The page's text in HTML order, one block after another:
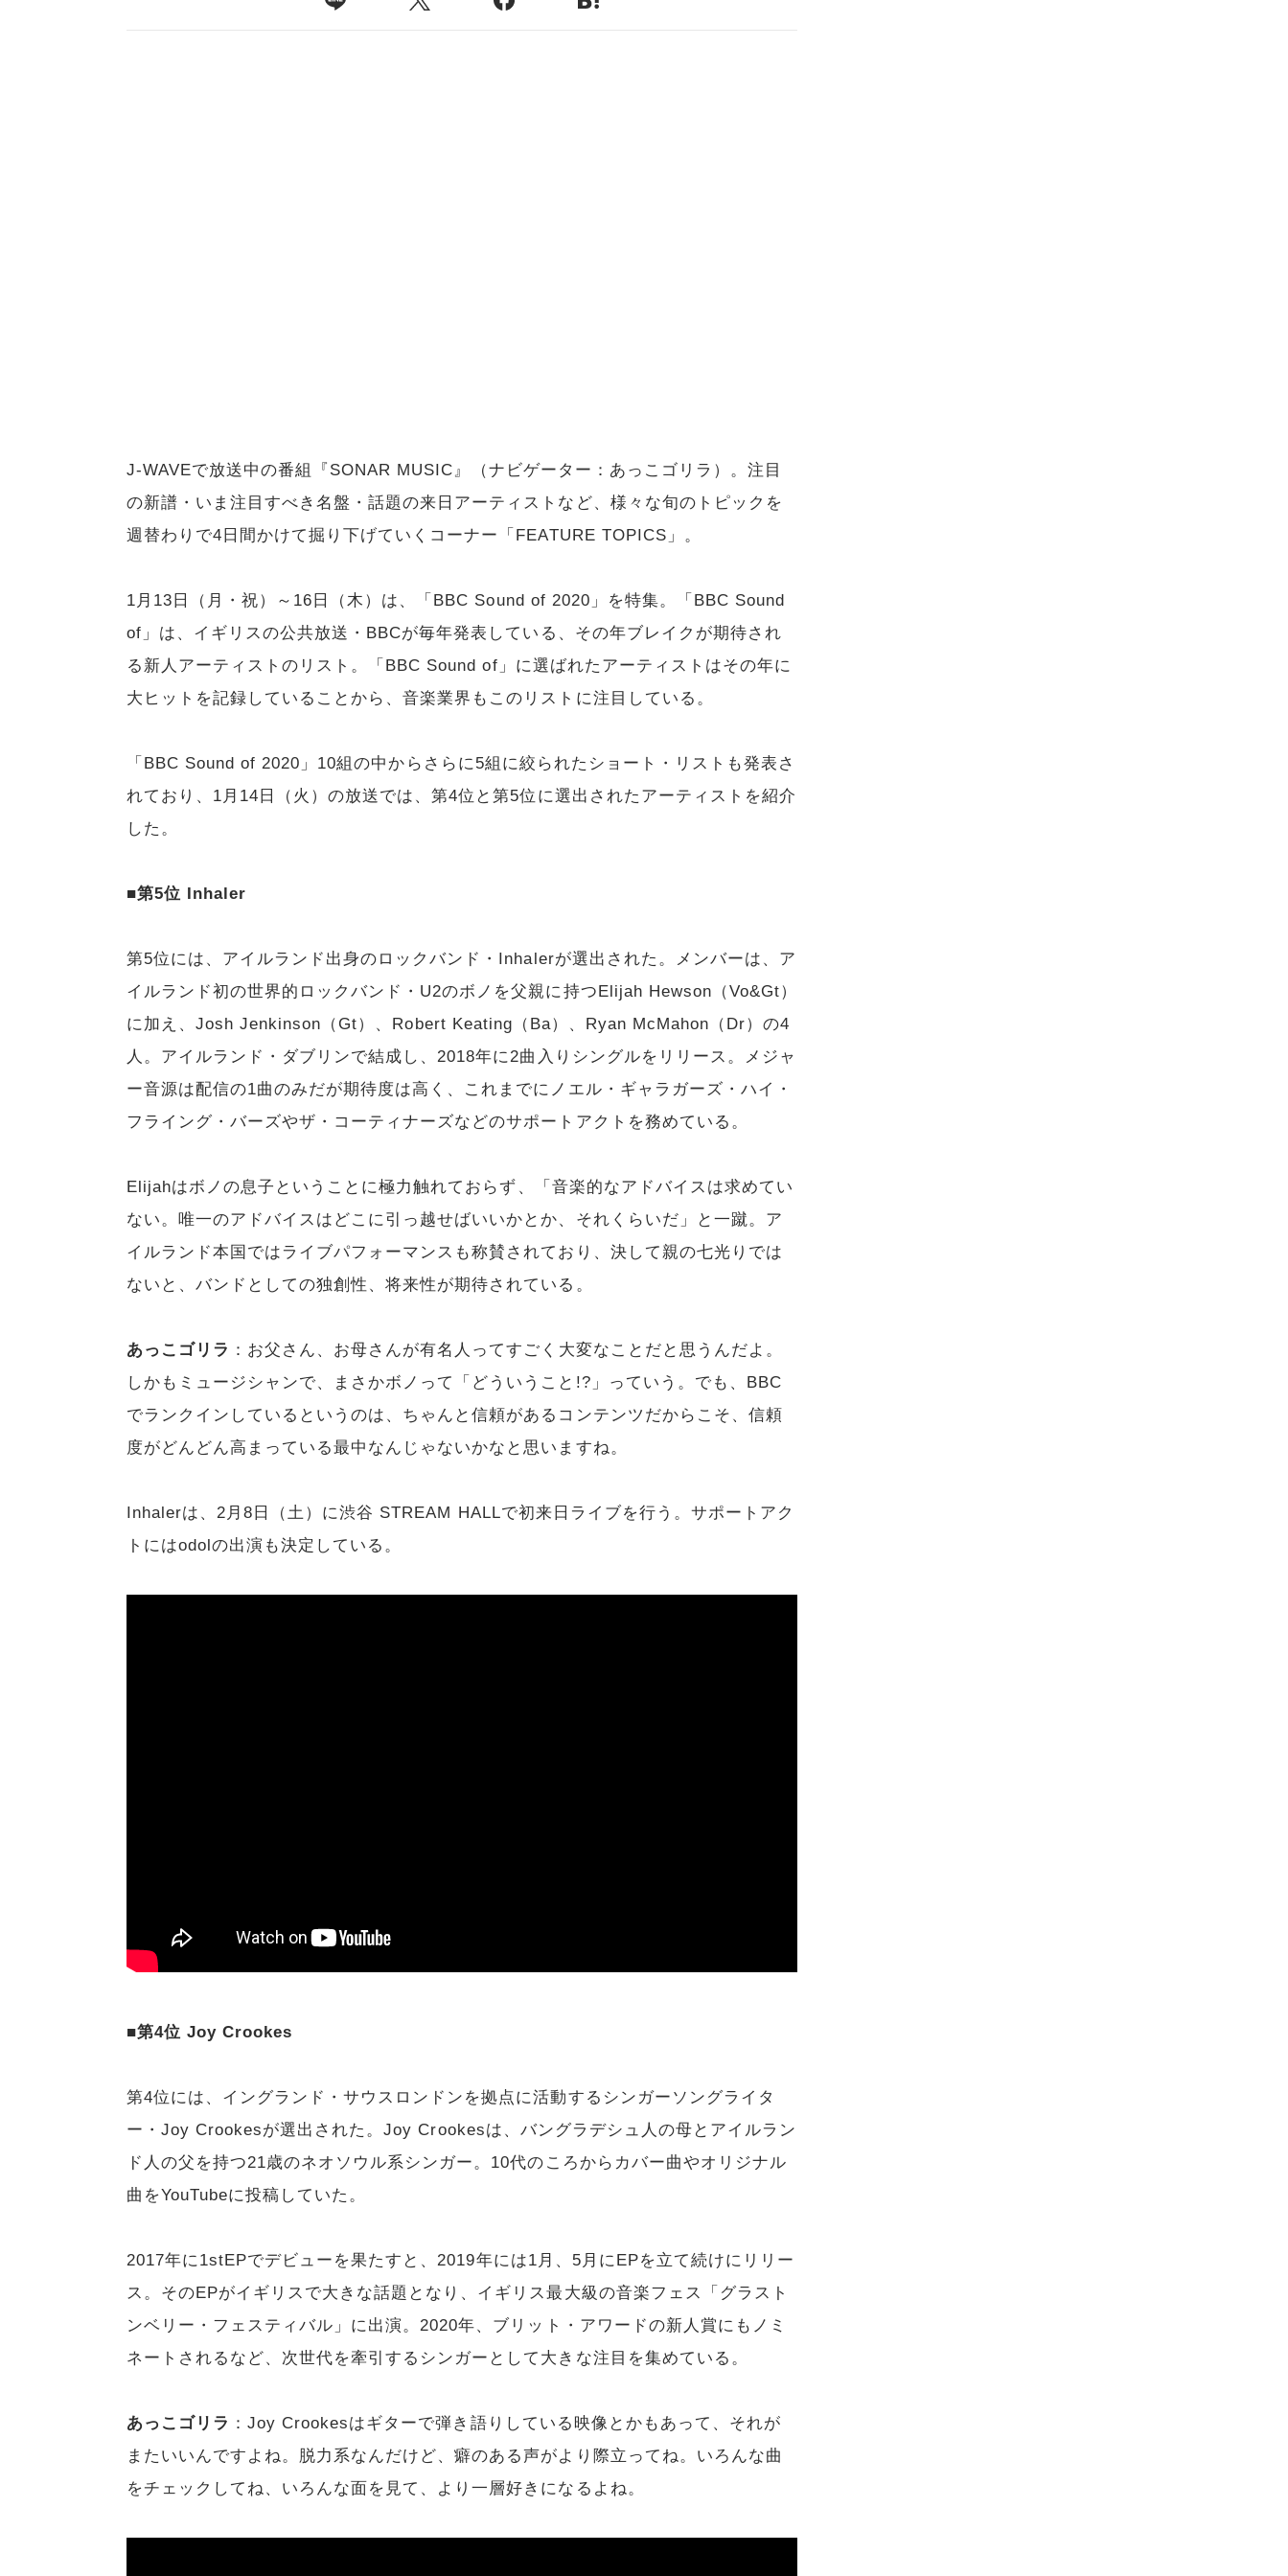
J-WAVEで放送中の番組『SONAR MUSIC』（ナビゲーター：あっこゴリラ）。注目
の新譜・いま注目すべき名盤・話題の来日アーティストなど、様々な旬のトピックを
週替わりで4日間かけて掘り下げていくコーナー「FEATURE TOPICS」。
1月13日（月・祝）～16日（木）は、「BBC Sound of 2020」を特集。「BBC Sound
of」は、イギリスの公共放送・BBCが毎年発表している、その年ブレイクが期待され
る新人アーティストのリスト。「BBC Sound of」に選ばれたアーティストはその年に
大ヒットを記録していることから、音楽業界もこのリストに注目している。
「BBC Sound of 2020」10組の中からさらに5組に絞られたショート・リストも発表さ
れており、1月14日（火）の放送では、第4位と第5位に選出されたアーティストを紹介
した。
■第5位 Inhaler
第5位には、アイルランド出身のロックバンド・Inhalerが選出された。メンバーは、ア
イルランド初の世界的ロックバンド・U2のボノを父親に持つElijah Hewson（Vo&Gt）
に加え、Josh Jenkinson（Gt）、Robert Keating（Ba）、Ryan McMahon（Dr）の4
人。アイルランド・ダブリンで結成し、2018年に2曲入りシングルをリリース。メジャ
ー音源は配信の1曲のみだが期待度は高く、これまでにノエル・ギャラガーズ・ハイ・
フライング・バーズやザ・コーティナーズなどのサポートアクトを務めている。
Elijahはボノの息子ということに極力触れておらず、「音楽的なアドバイスは求めてい
ない。唯一のアドバイスはどこに引っ越せばいいかとか、それくらいだ」と一蹴。ア
イルランド本国ではライブパフォーマンスも称賛されており、決して親の七光りでは
ないと、バンドとしての独創性、将来性が期待されている。
あっこゴリラ ：お父さん、お母さんが有名人ってすごく大変なことだと思うんだよ。
しかもミュージシャンで、まさかボノって「どういうこと!?」っていう。でも、BBC
でランクインしているというのは、ちゃんと信頼があるコンテンツだからこそ、信頼
度がどんどん高まっている最中なんじゃないかなと思いますね。
Inhalerは、2月8日（土）に渋谷 STREAM HALLで初来日ライブを行う。サポートアク
トにはodolの出演も決定している。
■第4位 Joy Crookes
第4位には、イングランド・サウスロンドンを拠点に活動するシンガーソングライタ
ー・Joy Crookesが選出された。Joy Crookesは、バングラデシュ人の母とアイルラン
ド人の父を持つ21歳のネオソウル系シンガー。10代のころからカバー曲やオリジナル
曲をYouTubeに投稿していた。
2017年に1stEPでデビューを果たすと、2019年には1月、5月にEPを立て続けにリリー
ス。そのEPがイギリスで大きな話題となり、イギリス最大級の音楽フェス「グラスト
ンベリー・フェスティバル」に出演。2020年、ブリット・アワードの新人賞にもノミ
ネートされるなど、次世代を牽引するシンガーとして大きな注目を集めている。
あっこゴリラ ：Joy Crookesはギターで弾き語りしている映像とかもあって、それが
またいいんですよね。脱力系なんだけど、癖のある声がより際立ってね。いろんな曲
をチェックしてね、いろんな面を見て、より一層好きになるよね。